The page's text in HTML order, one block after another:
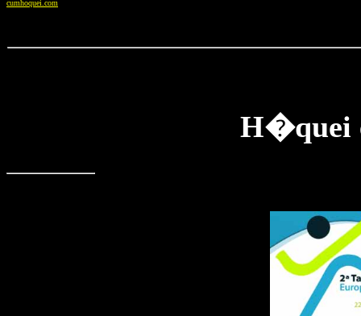
cumhoquei.com
H�quei